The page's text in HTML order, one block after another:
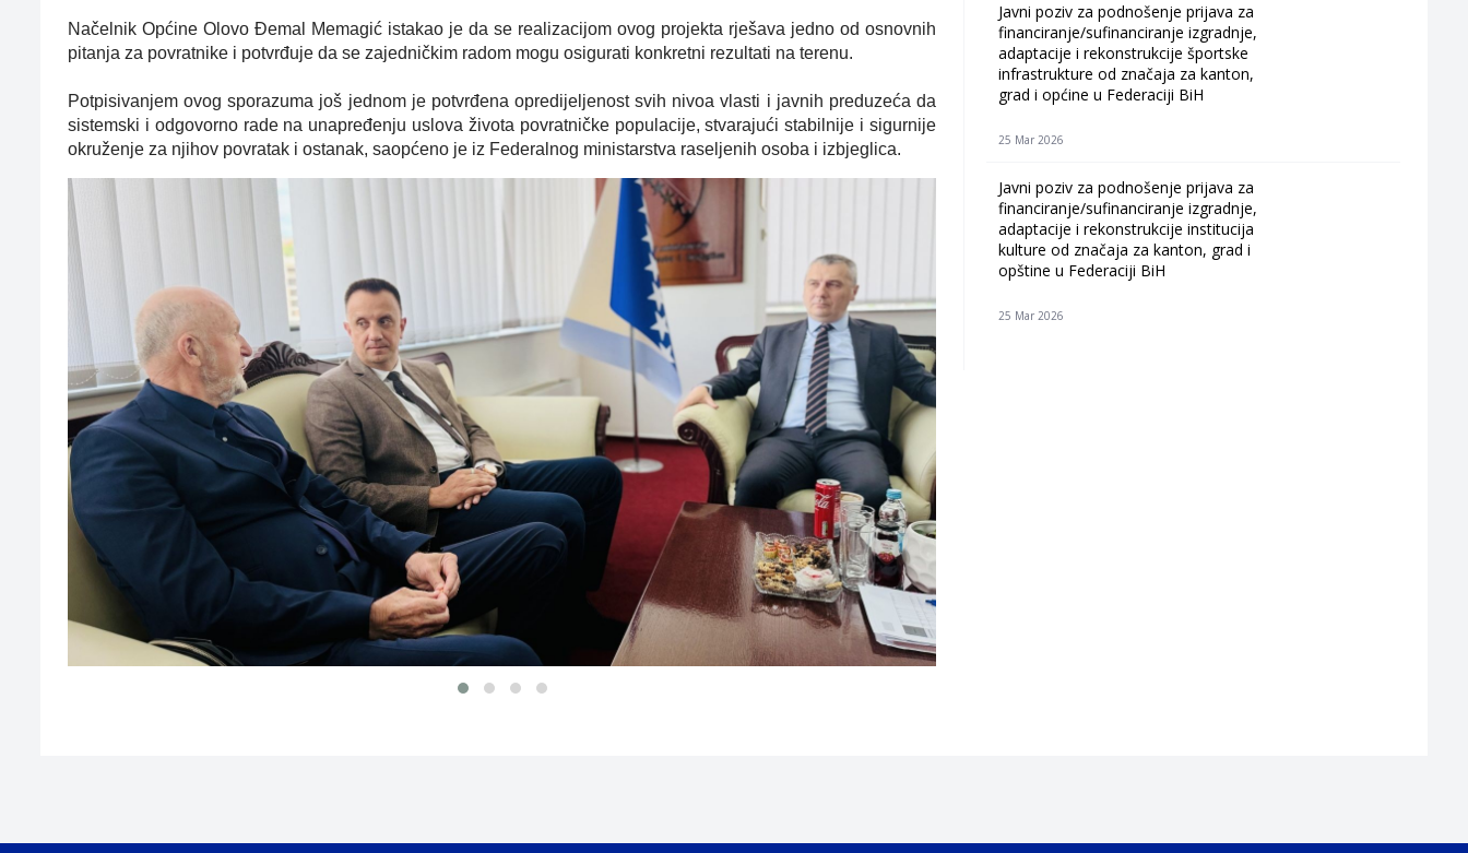
Načelnik Općine Olovo Đemal Memagić istakao je da se realizacijom ovog projekta rješava jedno od osnovnih
pitanja za povratnike i potvrđuje da se zajedničkim radom mogu osigurati konkretni rezultati na terenu.
Potpisivanjem ovog sporazuma još jednom je potvrđena opredijeljenost svih nivoa vlasti i javnih preduzeća da
sistemski i odgovorno rade na unapređenju uslova života povratničke populacije, stvarajući stabilnije i sigurnije
okruženje za njihov povratak i ostanak, saopćeno je iz Federalnog ministarstva raseljenih osoba i izbjeglica.
Javni poziv za podnošenje prijava za
financiranje/sufinanciranje izgradnje,
adaptacije i rekonstrukcije športske
infrastrukture od značaja za kanton,
grad i općine u Federaciji BiH
25 Mar 2026
Javni poziv za podnošenje prijava za
financiranje/sufinanciranje izgradnje,
adaptacije i rekonstrukcije institucija
kulture od značaja za kanton, grad i
opštine u Federaciji BiH
25 Mar 2026